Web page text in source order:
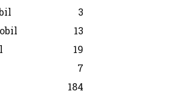
3
13
19
7
184